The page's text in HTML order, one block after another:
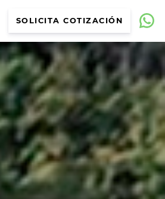
SOLICITA COTIZACIÓN